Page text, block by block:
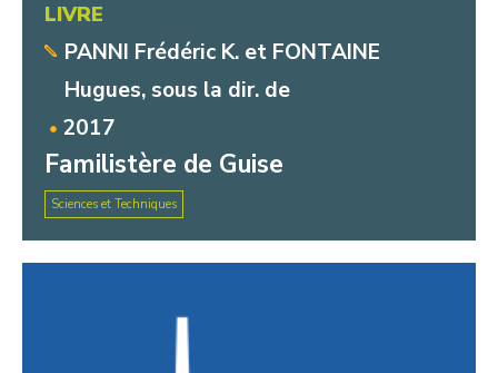
LIVRE
PANNI Frédéric K. et FONTAINE
Hugues, sous la dir. de
2017
Familistère de Guise
Sciences et Techniques